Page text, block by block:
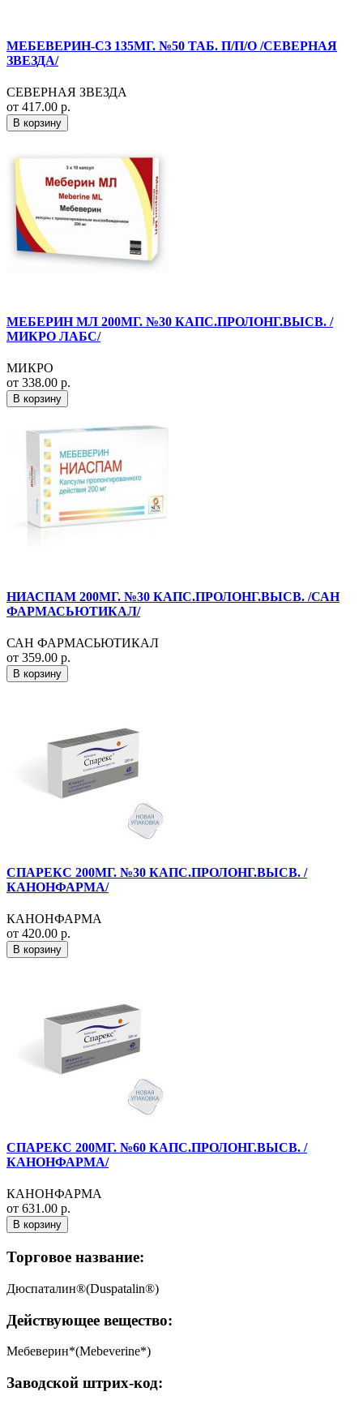
МЕБЕВЕРИН-СЗ 135МГ. №50 ТАБ. П/П/О /СЕВЕРНАЯ
ЗВЕЗДА/
СЕВЕРНАЯ ЗВЕЗДА
от 417.00 р.
В корзину
МЕБЕРИН МЛ 200МГ. №30 КАПС.ПРОЛОНГ.ВЫСВ. /
МИКРО ЛАБС/
МИКРО
от 338.00 р.
В корзину
НИАСПАМ 200МГ. №30 КАПС.ПРОЛОНГ.ВЫСВ. /САН
ФАРМАСЬЮТИКАЛ/
САН ФАРМАСЬЮТИКАЛ
от 359.00 р.
В корзину
СПАРЕКС 200МГ. №30 КАПС.ПРОЛОНГ.ВЫСВ. /
КАНОНФАРМА/
КАНОНФАРМА
от 420.00 р.
В корзину
СПАРЕКС 200МГ. №60 КАПС.ПРОЛОНГ.ВЫСВ. /
КАНОНФАРМА/
КАНОНФАРМА
от 631.00 р.
В корзину
Торговое название:
Дюспаталин®(Duspatalin®)
Действующее вещество:
Мебеверин*(Mebeverine*)
Заводской штрих-код: